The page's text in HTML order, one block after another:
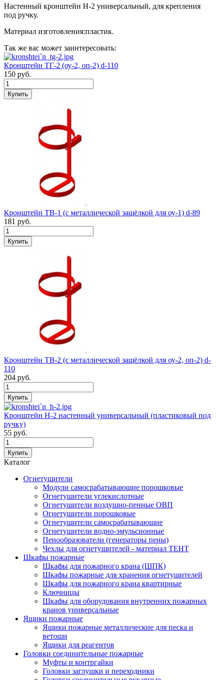
Настенный кронштейн Н-2 универсальный, для крепления
под ручку.
Материал изготовления:пластик.
Так же вас может заинтересовать:
Кронштейн ТГ-2 (оу-2, оп-2) d-110
150 руб.
Кронштейн ТВ-1 (с металлической защёлкой для оу-1) d-89
181 руб.
Кронштейн ТВ-2 (с металлической защёлкой для оу-2, оп-2) d-
110
204 руб.
Кронштейн Н-2 настенный универсальный (пластиковый под
ручку)
55 руб.
Каталог
Огнетушители
Модули самосрабатывающие порошковые
Огнетушители углекислотные
Огнетушители воздушно-пенные ОВП
Огнетушители порошковые
Огнетушители самосрабатывающие
Огнетушители водно-эмульсионные
Пенообразователи (генераторы пены)
Чехлы для огнетушителей - материал ТЕНТ
Шкафы пожарные
Шкафы для пожарного крана (ШПК)
Шкафы пожарные для хранения огнетушителей
Шкафы для пожарного крана квартирные
Ключницы
Шкафы для оборудования внутренних пожарных
кранов универсальные
Ящики пожарные
Ящики пожарные металлические для песка и
ветоши
Ящики для реагентов
Головки соединительные пожарные
Муфты и контргайки
Головки заглушки и переходники